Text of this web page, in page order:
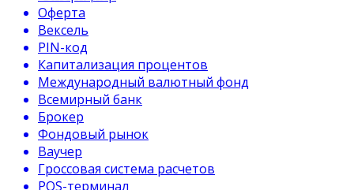
Оферта
Вексель
PIN-код
Капитализация процентов
Международный валютный фонд
Всемирный банк
Брокер
Фондовый рынок
Ваучер
Гроссовая система расчетов
POS-терминал